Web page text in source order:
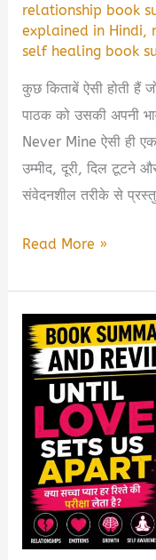
relationship book
explained in Hindi,
self healing book
कुछ किताबें ऐसी होती हैं
पाठक को उसकी अपनी
Never Mine ऐसी ही
उम्मीद, दूरी, दिल टूटने
संवेदनशील तरीके से
Almost
Never
Mine
Book
Summary
PDF
Download
Guide
Read More »